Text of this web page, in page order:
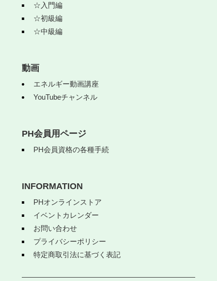
☆入門編
☆初級編
☆中級編
動画
エネルギー動画講座
YouTubeチャンネル
PH会員用ページ
PH会員資格の各種手続
INFORMATION
PHオンラインストア
イベントカレンダー
お問い合わせ
プライバシーポリシー
特定商取引法に基づく表記